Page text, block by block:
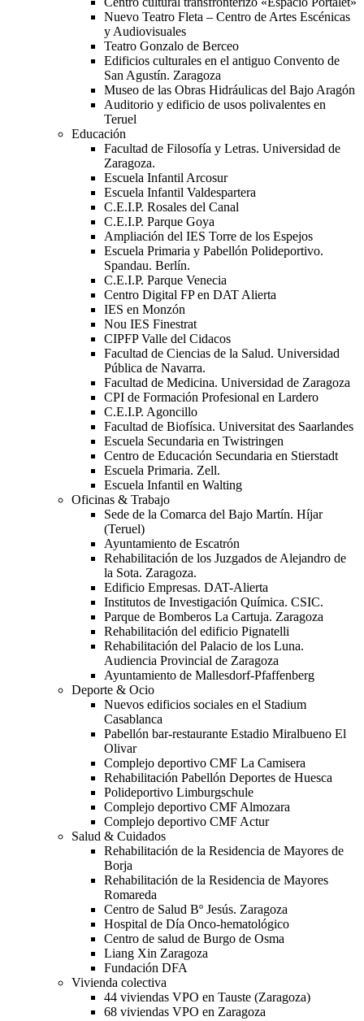
Nuevo Teatro Fleta – Centro de Artes Escénicas
y Audiovisuales
Teatro Gonzalo de Berceo
Edificios culturales en el antiguo Convento de
San Agustín. Zaragoza
Museo de las Obras Hidráulicas del Bajo Aragón
Auditorio y edificio de usos polivalentes en
Teruel
Educación
Facultad de Filosofía y Letras. Universidad de
Zaragoza.
Escuela Infantil Arcosur
Escuela Infantil Valdespartera
C.E.I.P. Rosales del Canal
C.E.I.P. Parque Goya
Ampliación del IES Torre de los Espejos
Escuela Primaria y Pabellón Polideportivo.
Spandau. Berlín.
C.E.I.P. Parque Venecia
Centro Digital FP en DAT Alierta
IES en Monzón
Nou IES Finestrat
CIPFP Valle del Cidacos
Facultad de Ciencias de la Salud. Universidad
Pública de Navarra.
Facultad de Medicina. Universidad de Zaragoza
CPI de Formación Profesional en Lardero
C.E.I.P. Agoncillo
Facultad de Biofísica. Universitat des Saarlandes
Escuela Secundaria en Twistringen
Centro de Educación Secundaria en Stierstadt
Escuela Primaria. Zell.
Escuela Infantil en Walting
Oficinas & Trabajo
Sede de la Comarca del Bajo Martín. Híjar
(Teruel)
Ayuntamiento de Escatrón
Rehabilitación de los Juzgados de Alejandro de
la Sota. Zaragoza.
Edificio Empresas. DAT-Alierta
Institutos de Investigación Química. CSIC.
Parque de Bomberos La Cartuja. Zaragoza
Rehabilitación del edificio Pignatelli
Rehabilitación del Palacio de los Luna.
Audiencia Provincial de Zaragoza
Ayuntamiento de Mallesdorf-Pfaffenberg
Deporte & Ocio
Nuevos edificios sociales en el Stadium
Casablanca
Pabellón bar-restaurante Estadio Miralbueno El
Olivar
Complejo deportivo CMF La Camisera
Rehabilitación Pabellón Deportes de Huesca
Polideportivo Limburgschule
Complejo deportivo CMF Almozara
Complejo deportivo CMF Actur
Salud & Cuidados
Rehabilitación de la Residencia de Mayores de
Borja
Rehabilitación de la Residencia de Mayores
Romareda
Centro de Salud Bº Jesús. Zaragoza
Hospital de Día Onco-hematológico
Centro de salud de Burgo de Osma
Liang Xin Zaragoza
Fundación DFA
Vivienda colectiva
44 viviendas VPO en Tauste (Zaragoza)
68 viviendas VPO en Zaragoza